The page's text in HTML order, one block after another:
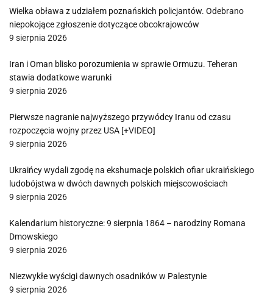
Wielka obława z udziałem poznańskich policjantów. Odebrano
niepokojące zgłoszenie dotyczące obcokrajowców
9 sierpnia 2026
Iran i Oman blisko porozumienia w sprawie Ormuzu. Teheran
stawia dodatkowe warunki
9 sierpnia 2026
Pierwsze nagranie najwyższego przywódcy Iranu od czasu
rozpoczęcia wojny przez USA [+VIDEO]
9 sierpnia 2026
Ukraińcy wydali zgodę na ekshumacje polskich ofiar ukraińskiego
ludobójstwa w dwóch dawnych polskich miejscowościach
9 sierpnia 2026
Kalendarium historyczne: 9 sierpnia 1864 – narodziny Romana
Dmowskiego
9 sierpnia 2026
Niezwykłe wyścigi dawnych osadników w Palestynie
9 sierpnia 2026